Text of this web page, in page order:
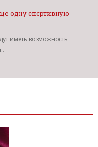
одну спортивную
иметь возможность